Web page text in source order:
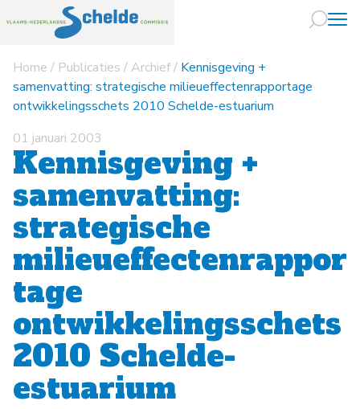
Home / Publicaties /Archief/ Kennisgeving +
samenvatting: strategische milieueffectenrapportage
ontwikkelingsschets 2010 Schelde-estuarium
01 januari 2003
Kennisgeving +
samenvatting:
strategische
milieueffectenrappor
tage
ontwikkelingsschets
2010 Schelde-
estuarium